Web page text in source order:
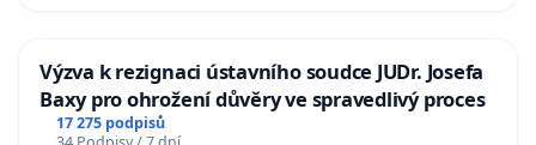
Výzva k rezignaci ústavního soudce JUDr. Josefa
Baxy pro ohrožení důvěry ve spravedlivý proces
17 275 podpisů